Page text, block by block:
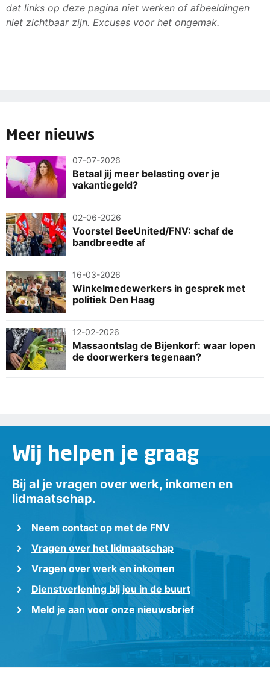
dat links op deze pagina niet werken of afbeeldingen
niet zichtbaar zijn. Excuses voor het ongemak.
Meer nieuws
07-07-2026
Betaal jij meer belasting over je
vakantiegeld?
02-06-2026
Voorstel BeeUnited/FNV: schaf de
bandbreedte af
16-03-2026
Winkelmedewerkers in gesprek met
politiek Den Haag
12-02-2026
Massaontslag de Bijenkorf: waar lopen
de doorwerkers tegenaan?
Wij helpen je graag
Bij al je vragen over werk, inkomen en
lidmaatschap.
Neem contact op met de FNV
Vragen over het lidmaatschap
Vragen over werk en inkomen
Dienstverlening bij jou in de buurt
Meld je aan voor onze nieuwsbrief